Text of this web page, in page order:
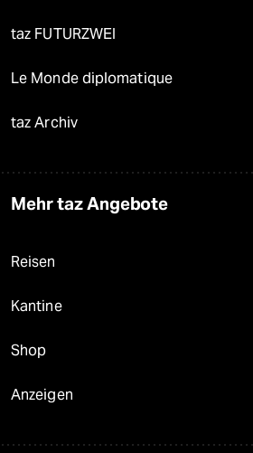
taz FUTURZWEI
Le Monde diplomatique
taz Archiv
Mehr taz Angebote
Reisen
Kantine
Shop
Anzeigen